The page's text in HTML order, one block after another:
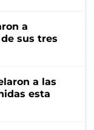
a
sus tres
a las
esta